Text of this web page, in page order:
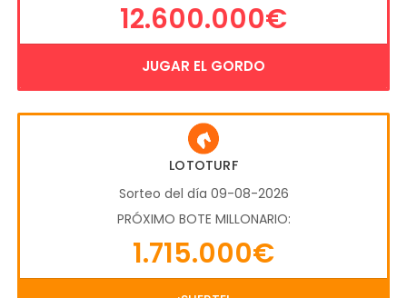
12.600.000€
JUGAR EL GORDO
LOTOTURF
Sorteo del día 09-08-2026
PRÓXIMO BOTE MILLONARIO:
1.715.000€